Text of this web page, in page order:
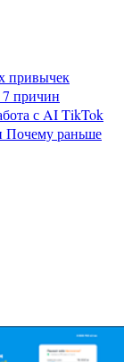
привычек
7 причин
с AITikTok
Почему раньше